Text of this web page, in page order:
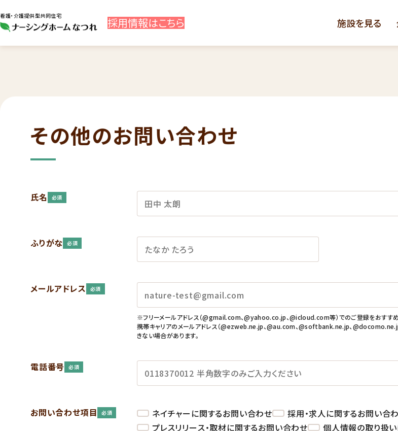
看護・介護提供型共同住宅 採用情報はこちら 施設を見る
その他のお問い合わせ
氏名 必須
ふりがな 必須
メールアドレス 必須
※フリーメールアドレス（@gmail.com、@yahoo.co.jp、@icloud.com等）でのご登録をおすすめ
携帯キャリアのメールアドレス（@ezweb.ne.jp、@au.com、@softbank.ne.jp、
きない場合があります。
電話番号 必須
お問い合わせ項目 必須 ネイチャーに関するお問い合わせ
採用・求人に関するお問い合
プレスリリース・取材に関するお問い合わせ
個人情報の取り扱